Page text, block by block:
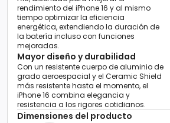
rendimiento del iPhone 16 y al mismo
tiempo optimizar la eficiencia
energética, extendiendo la duración de
la batería incluso con funciones
mejoradas.
Mayor diseño y durabilidad
Con un resistente cuerpo de aluminio de
grado aeroespacial y el Ceramic Shield
más resistente hasta el momento, el
iPhone 16 combina elegancia y
resistencia a los rigores cotidianos.
Dimensiones del producto